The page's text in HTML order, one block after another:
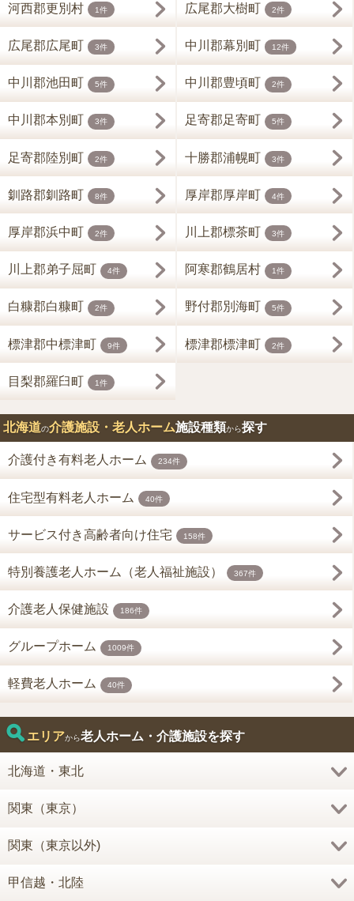
河西郡更別村 1件 広尾郡大樹町 2件
広尾郡広尾町 3件 中川郡幕別町 12件
中川郡池田町 5件 中川郡豊頃町 2件
中川郡本別町 3件 足寄郡足寄町 5件
足寄郡陸別町 2件 十勝郡浦幌町 3件
釧路郡釧路町 8件 厚岸郡厚岸町 4件
厚岸郡浜中町 2件 川上郡標茶町 3件
川上郡弟子屈町 4件 阿寒郡鶴居村 1件
白糠郡白糠町 2件 野付郡別海町 5件
標津郡中標津町 9件 標津郡標津町 2件
目梨郡羅臼町 1件
北海道の介護施設・老人ホーム施設種類から探す
介護付き有料老人ホーム 234件
住宅型有料老人ホーム 40件
サービス付き高齢者向け住宅 158件
特別養護老人ホーム（老人福祉施設） 367件
介護老人保健施設 186件
グループホーム 1009件
軽費老人ホーム 40件
エリアから老人ホーム・介護施設を探す
北海道・東北
関東（東京）
関東（東京以外)
甲信越・北陸